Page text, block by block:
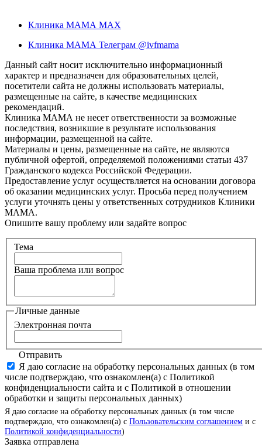
Клиника МАМА MAX
Клиника МАМА Телеграм @ivfmama
Данный сайт носит исключительно информационный
характер и предназначен для образовательных целей,
посетители сайта не должны использовать материалы,
размещенные на сайте, в качестве медицинских
рекомендаций.
Клиника МАМА не несет ответственности за возможные
последствия, возникшие в результате использования
информации, размещенной на сайте.
Материалы и цены, размещенные на сайте, не являются
публичной офертой, определяемой положениями статьи 437
Гражданского кодекса Российской Федерации.
Предоставление услуг осуществляется на основании договора
об оказании медицинских услуг. Просьба перед получением
услуги уточнять цены у ответственных сотрудников Клиники
МАМА.
Опишите вашу проблему или задайте вопрос
Тема
Ваша проблема или вопрос
Личные данные
Электронная почта
Отправить
Я даю согласие на обработку персональных данных (в том
числе подтверждаю, что ознакомлен(а) с Политикой
конфиденциальности сайта и с Политикой в отношении
обработки и защиты персональных данных)
Я даю согласие на обработку персональных данных (в том числе
подтверждаю, что ознакомлен(а) с Пользовательским соглашением и с
Политикой конфиденциальности)
Заявка отправлена